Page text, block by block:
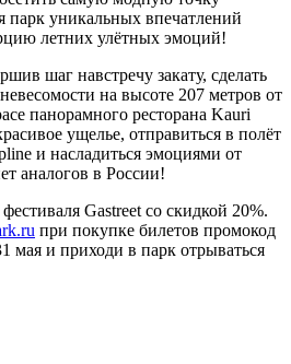
парк уникальных впечатлений
летних улётных эмоций!
шаг навстречу закату, сделать
на высоте 207 метров от
панорамного ресторана Kauri
ущелье, отправиться в полёт
и насладиться эмоциями от
аналогов в России!
Gastreet со скидкой 20%.
при покупке билетов промокод
мая и приходи в парк отрываться